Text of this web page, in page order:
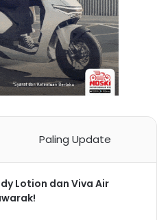
Paling Update
Lotion dan Viva Air